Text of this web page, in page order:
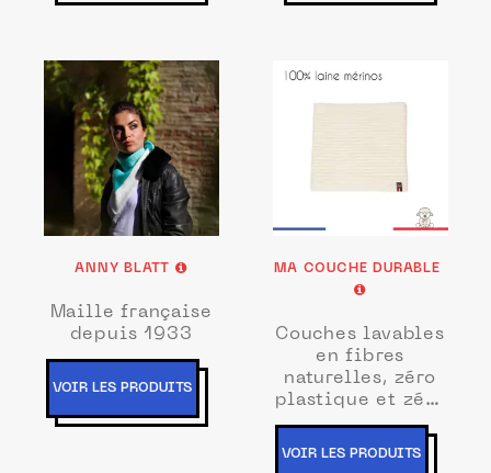
ANNY BLATT
Maille française
depuis 1933
VOIR LES PRODUITS
MA COUCHE DURABLE
Couches lavables
en fibres
naturelles, zéro
plastique et zéro
déchet
VOIR LES PRODUITS